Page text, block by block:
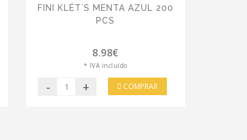
FINI KLÉT´S MENTA AZUL 200
PCS
8.98€
* IVA incluído
- + COMPRAR